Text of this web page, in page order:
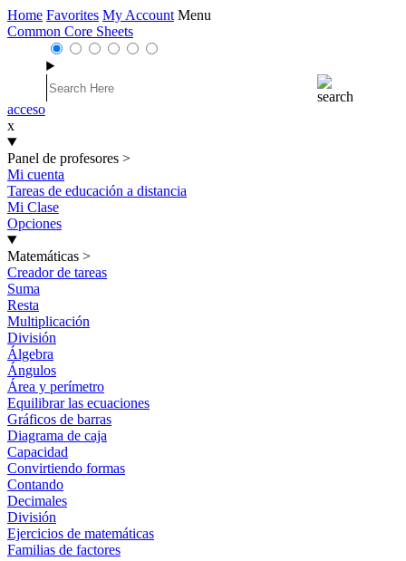
Home Favorites My Account Menu
Common Core Sheets
acceso
x
Panel de profesores >
Mi cuenta
Tareas de educación a distancia
Mi Clase
Opciones
Matemáticas >
Creador de tareas
Suma
Resta
Multiplicación
División
Álgebra
Ángulos
Área y perímetro
Equilibrar las ecuaciones
Gráficos de barras
Diagrama de caja
Capacidad
Convirtiendo formas
Contando
Decimales
División
Ejercicios de matemáticas
Familias de factores